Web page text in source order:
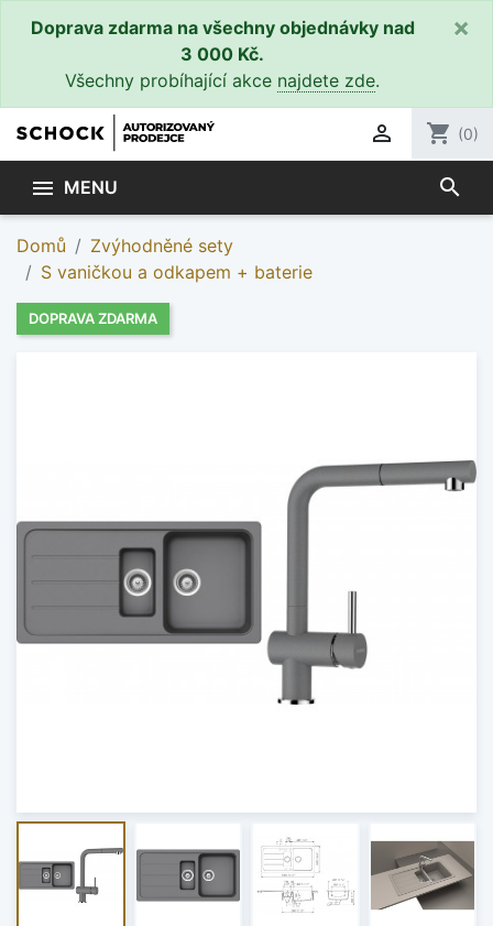
Doprava zdarma na všechny objednávky nad
3 000 Kč.
Všechny probíhající akce najdete zde.
×
 shopping_cart (0)
 MENU search
Domů
Zvýhodněné sety
S vaničkou a odkapem + baterie
DOPRAVA ZDARMA